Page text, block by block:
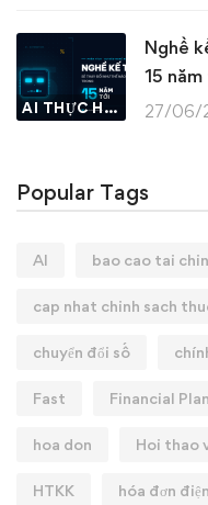
AI THỰC HÀNH
Nghề
15 năm
27/06/
Popular Tags
AI bao cao tai
cap nhat chinh sach
chuyển đổi số
Fast Financial
hoa don Hoi thao
HTKK hóa đơn